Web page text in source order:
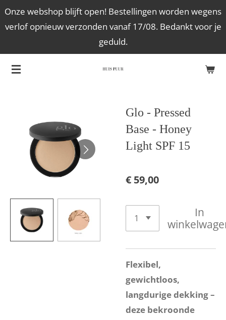
Ga
direct
de
hoofdinhoud
Onze webshop blijft open! Bestellingen worden wegens
verlof opnieuw verzonden vanaf 17/08. Bedankt voor je
geduld.
Glo - Pressed
Base - Honey
Light SPF 15
€ 59,00
In
Flexibel,
gewichtloos,
langdurige dekking –
deze bekroonde